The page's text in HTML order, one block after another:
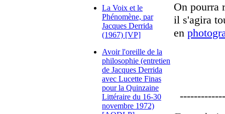
La Voix et le
Phénomène, par
Jacques Derrida
(1967) [VP]
Avoir l'oreille de la
philosophie (entretien
de Jacques Derrida
avec Lucette Finas
pour la Quinzaine
Littéraire du 16-30
novembre 1972)
On pourra
il s'agira
en